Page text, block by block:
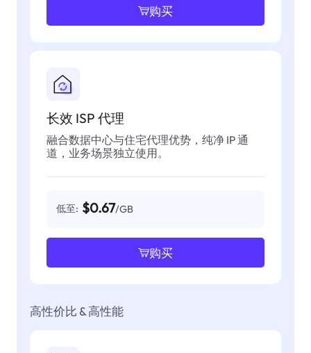
购买
长效 ISP 代理
融合数据中心与住宅代理优势，纯净 IP 通
道，业务场景独立使用。
低至: $0.67/GB
购买
高性价比 & 高性能